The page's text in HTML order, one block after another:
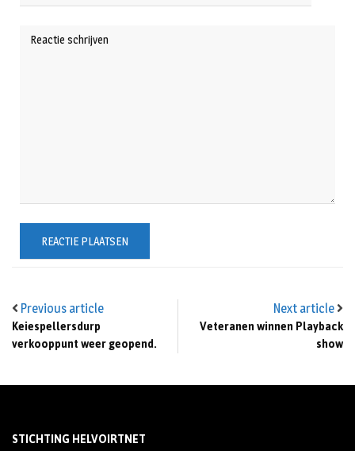
Previous article
Keiespellersdurp
verkooppunt weer geopend.
Next article
Veteranen winnen Playback
show
STICHTING HELVOIRTNET